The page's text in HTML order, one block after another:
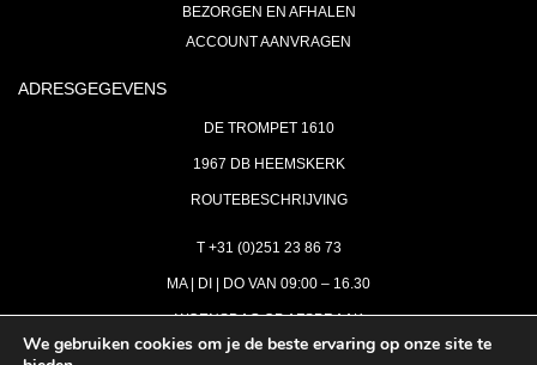
BEZORGEN EN AFHALEN
ACCOUNT AANVRAGEN
ADRESGEGEVENS
DE TROMPET 1610
1967 DB HEEMSKERK
ROUTEBESCHRIJVING
T +31 (0)251 23 86 73
MA | DI | DO VAN 09:00 – 16.30
WOENSDAG OP AFSPRAAK
We gebruiken cookies om je de beste ervaring op onze site te